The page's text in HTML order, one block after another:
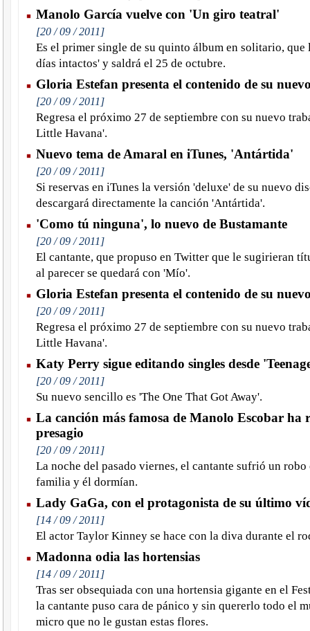
Manolo García vuelve con 'Un giro teatral'
[20 / 09 / 2011]
Es el primer single de su quinto álbum en solitario,
días intactos' y saldrá el 25 de octubre.
Gloria Estefan presenta el contenido de su
[20 / 09 / 2011]
Regresa el próximo 27 de septiembre con su nuevo
Little Havana'.
Nuevo tema de Amaral en iTunes, 'Antártida'
[20 / 09 / 2011]
Si reservas en iTunes la versión 'deluxe' de su nuevo
descargará directamente la canción 'Antártida'.
'Como tú ninguna', lo nuevo de Bustamante
[20 / 09 / 2011]
El cantante, que propuso en Twitter que le sugirieran
al parecer se quedará con 'Mío'.
Gloria Estefan presenta el contenido de su
[20 / 09 / 2011]
Regresa el próximo 27 de septiembre con su nuevo
Little Havana'.
Katy Perry sigue editando singles desde
[20 / 09 / 2011]
Su nuevo sencillo es 'The One That Got Away'.
La canción más famosa de Manolo Escobar ha
presagio
[20 / 09 / 2011]
La noche del pasado viernes, el cantante sufrió un robo
familia y él dormían.
Lady GaGa, con el protagonista de su último
[14 / 09 / 2011]
El actor Taylor Kinney se hace con la diva durante el
Madonna odia las hortensias
[14 / 09 / 2011]
Tras ser obsequiada con una hortensia gigante en el
la cantante puso cara de pánico y sin quererlo todo el
micro que no le gustan estas flores.